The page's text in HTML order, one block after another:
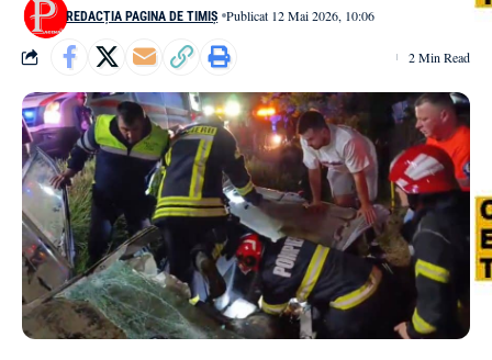
REDACȚIA PAGINA DE TIMIȘ Publicat 12 Mai 2026, 10:06
2 Min Read